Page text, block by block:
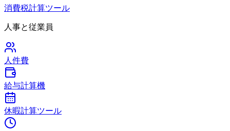
消費税計算ツール
人事と従業員
人件費
給与計算機
休暇計算ツール